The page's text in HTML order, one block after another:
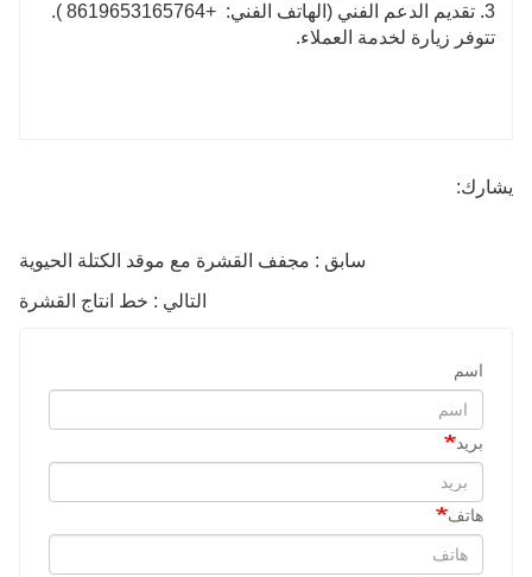
3. تقديم الدعم الفني (الهاتف الفني:
+8619653165764
).
تتوفر زيارة لخدمة العملاء.
يشارك:
سابق : مجفف القشرة مع موقد الكتلة الحيوية
التالي : خط انتاج القشرة
اسم
بريد
هاتف